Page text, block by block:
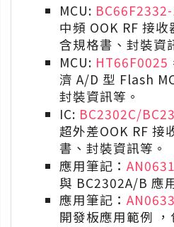
MCU:
中頻 OOK RF 接
含規格書、封裝資
MCU: HT66F0025
濟 A/D 型 Flash
封裝資訊等。
IC: BC2302C/
超外差OOK RF 接
書、封裝資訊等。
應用筆記：
與 BC2302A/B 應
應用筆記：
開發板應用範例 ，